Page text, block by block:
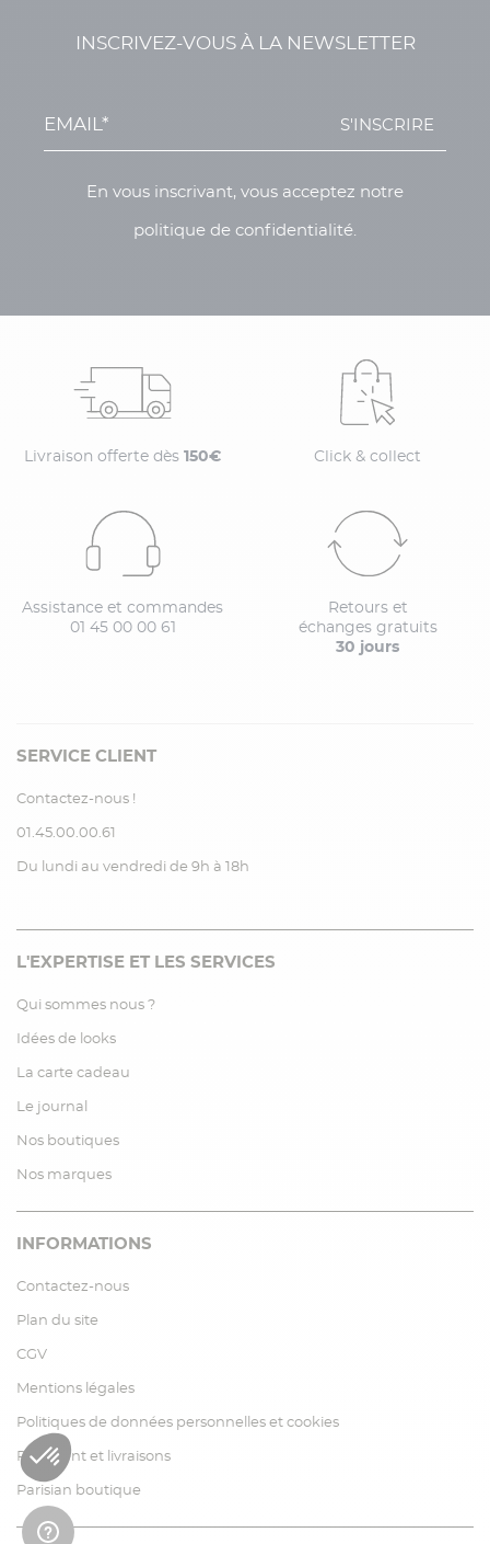
INSCRIVEZ-VOUS À LA NEWSLETTER
S'INSCRIRE
En vous inscrivant, vous acceptez notre
politique de confidentialité.
Livraison offerte dès 150€ Click & collect
Assistance et commandes
01 45 00 00 61
Retours et
échanges gratuits
30 jours
SERVICE CLIENT
Contactez-nous !
01.45.00.00.61
Du lundi au vendredi de 9h à 18h
L'EXPERTISE ET LES SERVICES
Qui sommes nous ?
Idées de looks
La carte cadeau
Le journal
Nos boutiques
Nos marques
INFORMATIONS
Contactez-nous
Plan du site
CGV
Mentions légales
Politiques de données personnelles et cookies
Paiement et livraisons
Parisian boutique